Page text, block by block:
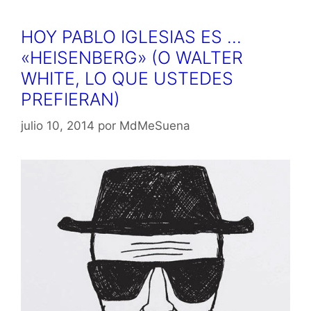
HOY PABLO IGLESIAS ES …
«HEISENBERG» (O WALTER
WHITE, LO QUE USTEDES
PREFIERAN)
julio 10, 2014 por MdMeSuena